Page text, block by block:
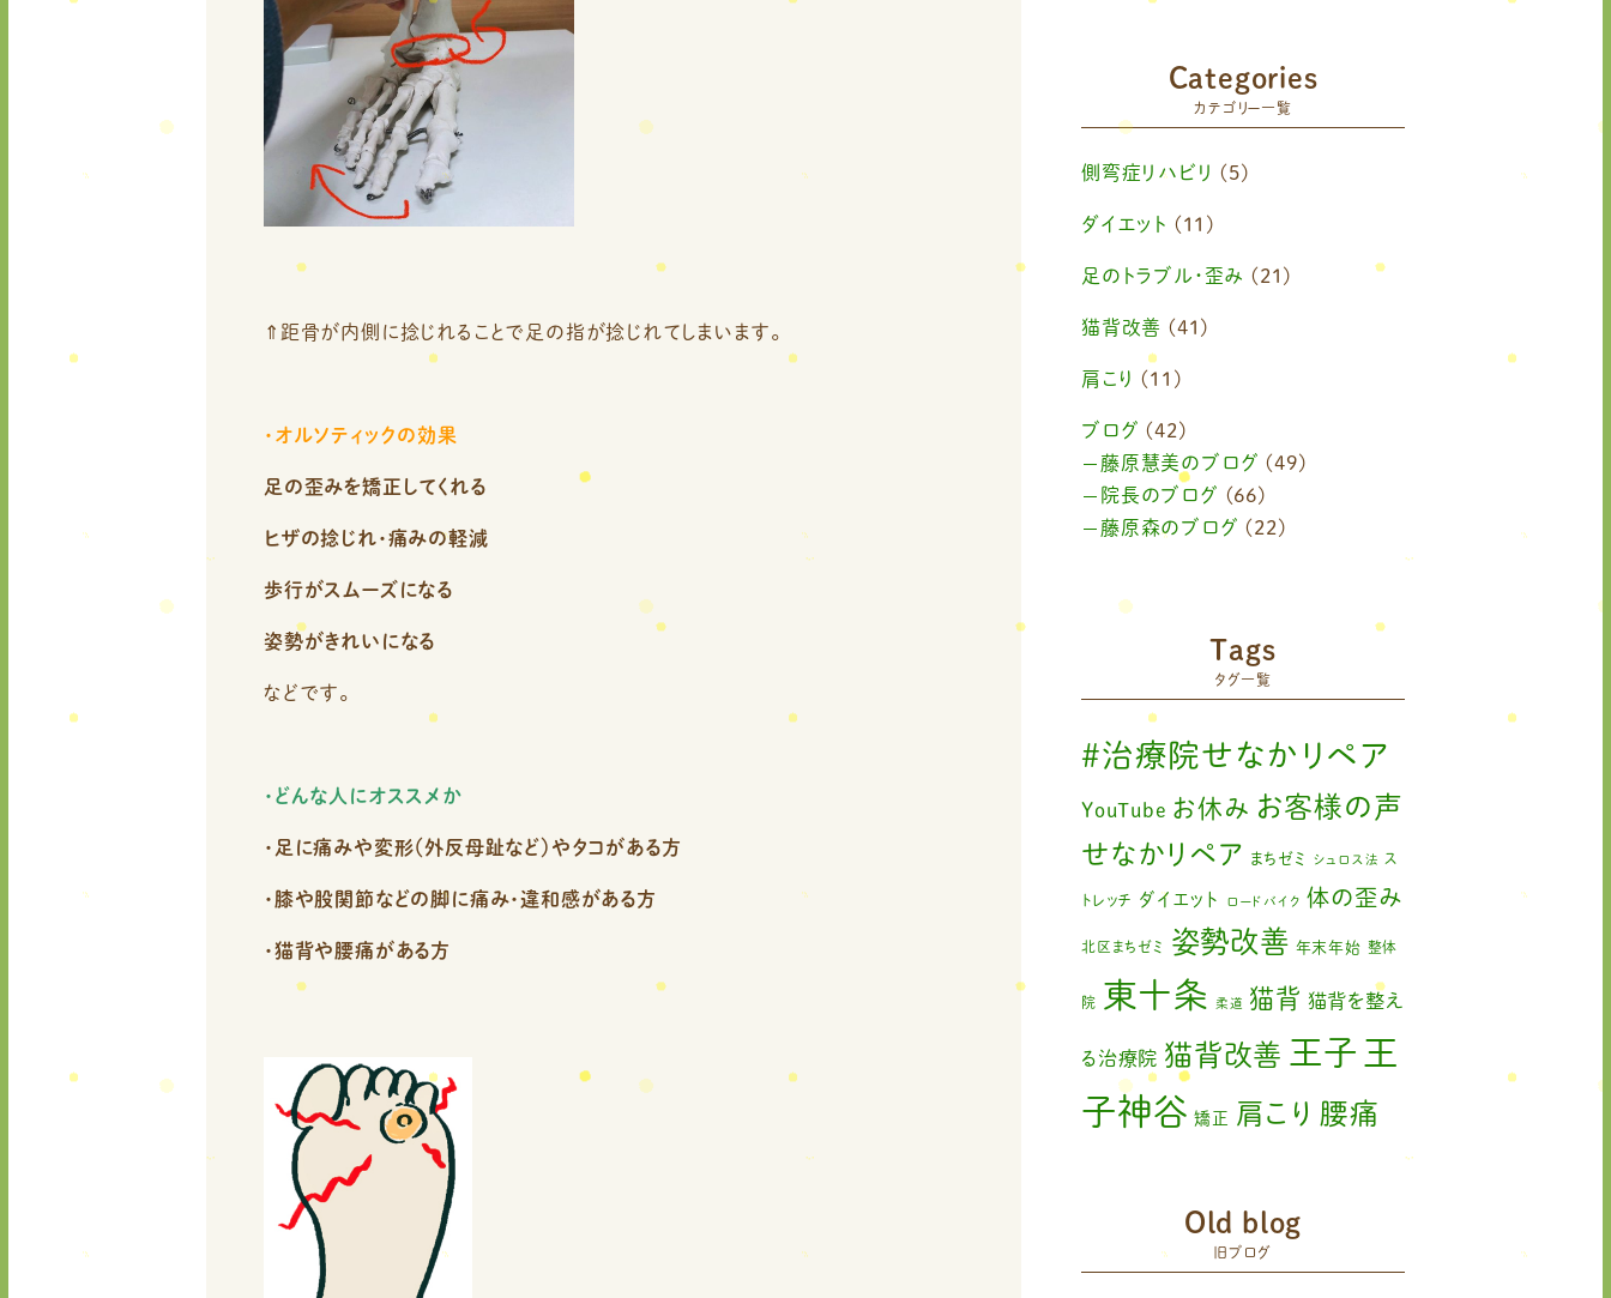
⇑距骨が内側に捻じれることで足の指が捻じれてしまいます。
・オルソティックの効果
足の歪みを矯正してくれる
ヒザの捻じれ・痛みの軽減
歩行がスムーズになる
姿勢がきれいになる
などです。
・どんな人にオススメか
・足に痛みや変形（外反母趾など）やタコがある方
・膝や股関節などの脚に痛み・違和感がある方
・猫背や腰痛がある方
2025年4月(1)
2025年2月 (1)
2025年1月 (1)
2024年11月(1)
2024年10月 (1)
2024年8月 (1)
2024年6月(1)
2024年4月(1)
2024年3月(2)
2024年2月(1)
2023年5月
2023年2月 (1)
2023年1月(2)
2022年11月(1)
2022年10月(1)
2022年9月(1)
2022年6月
Categories
カテゴリー一覧
側弯症リハビリ (5)
ダイエット (11)
足のトラブル・歪み (21)
猫背改善 (41)
肩こり (11)
ブログ (42)
藤原慧美のブログ (49)
院長のブログ (66)
藤原森のブログ (22)
Tags
タグ一覧
#治療院せなかリペア
YouTube お休み お客様の声
せなかリペア まちゼミ シュロス法 ス
トレッチ ダイエット ロードバイク 体の歪み
北区まちゼミ 姿勢改善 年末年始 整体
院 東十条 柔道 猫背 猫背を整え
る治療院 猫背改善 王子 王
子神谷 矯正 肩こり 腰痛
赤羽 足の歪み改善
首コリ ＃せなかリペア
Old blog
旧ブログ